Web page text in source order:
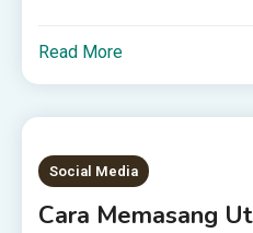
Read More
Social Media
Cara Memasang